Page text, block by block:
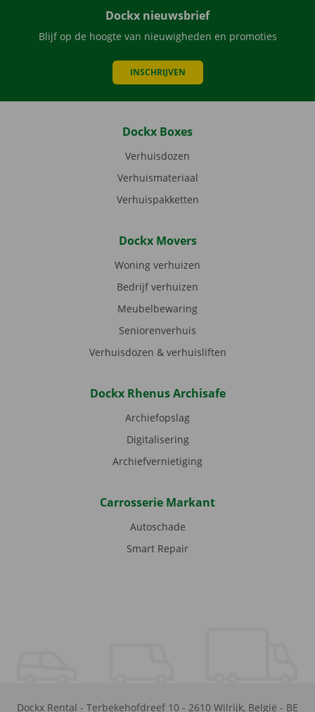
Dockx nieuwsbrief
Blijf op de hoogte van nieuwigheden en promoties
INSCHRIJVEN
Dockx Boxes
Verhuisdozen
Verhuismateriaal
Verhuispakketten
Dockx Movers
Woning verhuizen
Bedrijf verhuizen
Meubelbewaring
Seniorenverhuis
Verhuisdozen & verhuisliften
Dockx Rhenus Archisafe
Archiefopslag
Digitalisering
Archiefvernietiging
Carrosserie Markant
Autoschade
Smart Repair
Dockx Rental - Terbekehofdreef 10 - 2610 Wilrijk, België - BE